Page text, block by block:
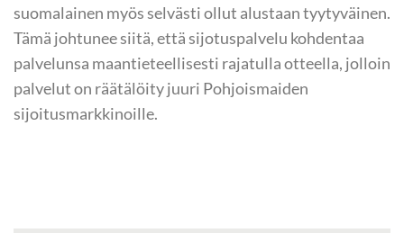
suomalainen myös selvästi ollut alustaan tyytyväinen.
Tämä johtunee siitä, että sijotuspalvelu kohdentaa
palvelunsa maantieteellisesti rajatulla otteella, jolloin
palvelut on räätälöity juuri Pohjoismaiden
sijoitusmarkkinoille.